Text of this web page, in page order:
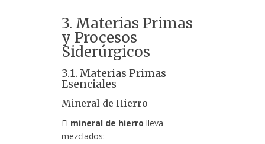
3. Materias Primas
y Procesos
Siderúrgicos
3.1. Materias Primas
Esenciales
Mineral de Hierro
El mineral de hierro lleva
mezclados: